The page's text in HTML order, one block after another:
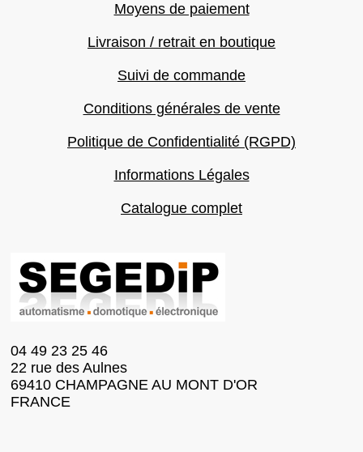
Moyens de paiement
Livraison / retrait en boutique
Suivi de commande
Conditions générales de vente
Politique de Confidentialité (RGPD)
Informations Légales
Catalogue complet
04 49 23 25 46
22 rue des Aulnes
69410 CHAMPAGNE AU MONT D'OR
FRANCE